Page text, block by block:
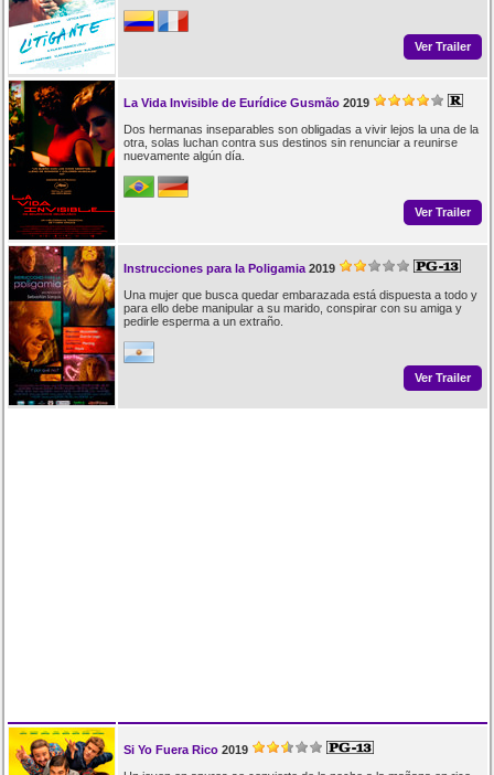
Ver Trailer
La Vida Invisible de Eurídice Gusmão 2019
Dos hermanas inseparables son obligadas a vivir lejos la una de la
otra, solas luchan contra sus destinos sin renunciar a reunirse
nuevamente algún día.
Ver Trailer
Instrucciones para la Poligamia 2019
Una mujer que busca quedar embarazada está dispuesta a todo y
para ello debe manipular a su marido, conspirar con su amiga y
pedirle esperma a un extraño.
Ver Trailer
Si Yo Fuera Rico 2019